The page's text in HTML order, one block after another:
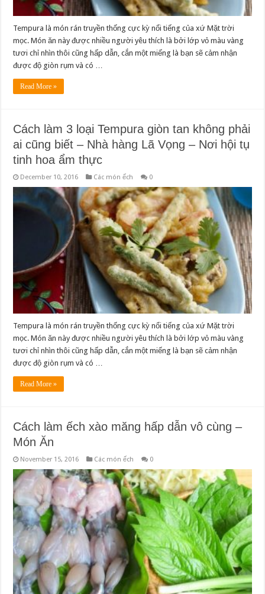
Tempura là món rán truyền thống cực kỳ nổi tiếng của xứ Mặt trời
mọc. Món ăn này được nhiều người yêu thích là bởi lớp vỏ màu vàng
tươi chỉ nhìn thôi cũng hấp dẫn, cắn một miếng là bạn sẽ cảm nhận
được độ giòn rụm và có …
Read More »
Cách làm 3 loại Tempura giòn tan không phải
ai cũng biết – Nhà hàng Lã Vọng – Nơi hội tụ
tinh hoa ẩm thực
December 10, 2016 Các món ếch 0
Tempura là món rán truyền thống cực kỳ nổi tiếng của xứ Mặt trời
mọc. Món ăn này được nhiều người yêu thích là bởi lớp vỏ màu vàng
tươi chỉ nhìn thôi cũng hấp dẫn, cắn một miếng là bạn sẽ cảm nhận
được độ giòn rụm và có …
Read More »
Cách làm ếch xào măng hấp dẫn vô cùng –
Món Ăn
November 15, 2016 Các món ếch 0